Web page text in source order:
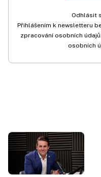
Odhlásit
Přihlášením k newsletteru
zpracování osobních
osobních